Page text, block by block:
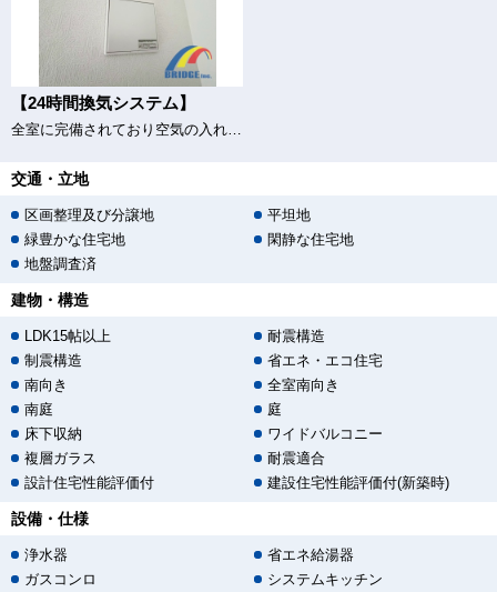
【24時間換気システム】
全室に完備されており空気の入れ替えもバッチリ
交通・立地
区画整理及び分譲地
平坦地
緑豊かな住宅地
閑静な住宅地
地盤調査済
建物・構造
LDK15帖以上
耐震構造
制震構造
省エネ・エコ住宅
南向き
全室南向き
南庭
庭
床下収納
ワイドバルコニー
複層ガラス
耐震適合
設計住宅性能評価付
建設住宅性能評価付(新築時)
設備・仕様
浄水器
省エネ給湯器
ガスコンロ
システムキッチン